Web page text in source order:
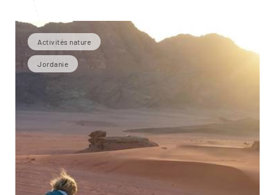
Activités nature
Jordanie